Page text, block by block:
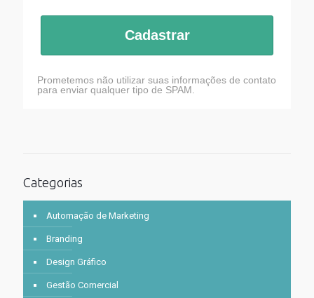
Cadastrar
Prometemos não utilizar suas informações de contato
para enviar qualquer tipo de SPAM.
Categorias
Automação de Marketing
Branding
Design Gráfico
Gestão Comercial